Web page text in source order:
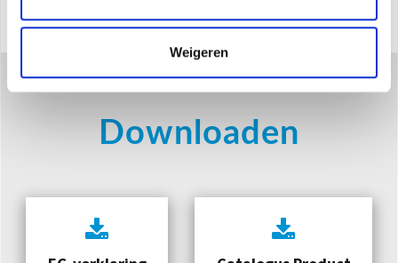
Weigeren
Downloaden